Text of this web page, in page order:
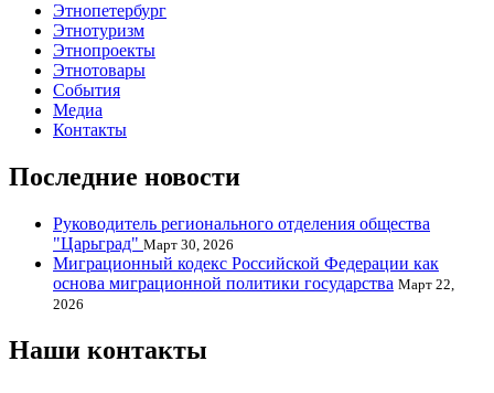
Этнопетербург
Этнотуризм
Этнопроекты
Этнотовары
События
Медиа
Контакты
Последние новости
Руководитель регионального отделения общества
"Царьград" Март 30, 2026
Миграционный кодекс Российской Федерации как
основа миграционной политики государства Март 22,
2026
Наши контакты